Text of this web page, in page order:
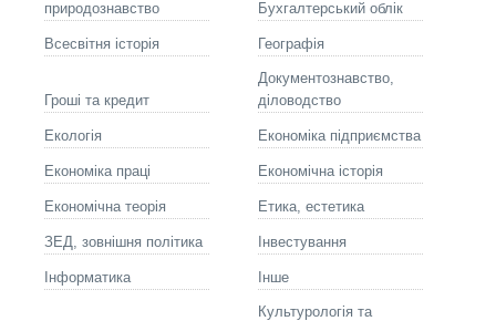
природознавство
Бухгалтерський облік
Всесвітня історія Географія
Гроші та кредит
Документознавство,
діловодство
Екологія Економіка підприємства
Економіка праці Економічна історія
Економічна теорія Етика, естетика
ЗЕД, зовнішня політика Інвестування
Інформатика Інше
Культурологія та